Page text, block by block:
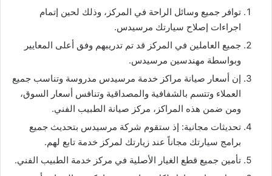
توافر جميع وسائل الراحة في المركز، وذلك لحين إتمام
اجراءات إصلاح سيارتك مرسيدس.
جميع العاملين في المركز قد تم تدريبهم وفق أعلى المعايير
وبواسطة مهندسين مرسيدس.
إن أسعار صيانة مراكز خدمة مرسيدس مدروسة وتناسب جميع
العملاء وتتسم بالشفافية والمصداقية وتنافس أسعار السوق،
ومن ضمن هذه المراكز، مركز صيانة الطبيب الفني.
تحديثات مجانية: إذ ستقوم شركة مرسيدس بتحديث جميع
برامج سيارتك مجاناً عند زيارتك لمركز خدمة تابع لهم.
تأمين جميع قطع الغيار الأصلية في مركز خدمة الطبيب الفني.